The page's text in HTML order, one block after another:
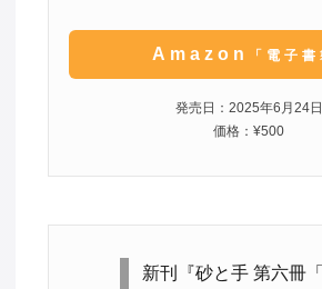
Amazon 「電子書
発売日：2025年6月24日
価格：¥500
新刊『砂と手 第六冊「